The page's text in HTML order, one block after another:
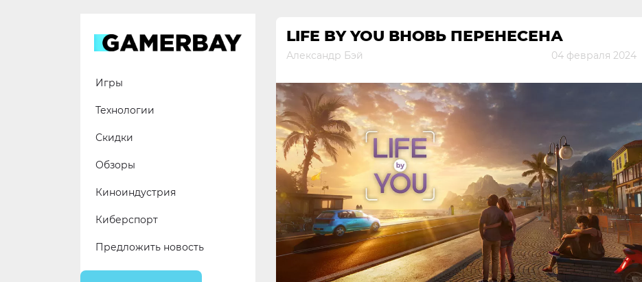
Игры
Технологии
Скидки
Обзоры
Киноиндустрия
Киберспорт
Предложить новость
LIFE BY YOU ВНОВЬ ПЕРЕНЕСЕНА
Александр Бэй 04 февраля 2024